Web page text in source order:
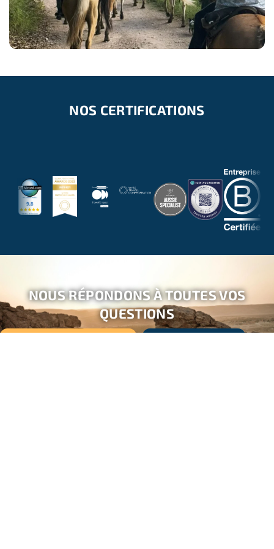
Nos partenaires de longue date accueillent régulièrement
des participants internationaux.
impact réel et des équipes locales fiables et
expérimentées. Nous ne travaillons qu’avec des
Nous mettons en avant des
projets d’apprentissage et
d’échanges, il ne s’agit pas d’aide humanitaire d’urgence
qui n’est pas de notre recours (sauvetage, personnes en
par desactions cibléesetlocales, à notre niveau.
NOS CERTIFICATIONS
NOUS RÉPONDONS À TOUTES VOS
QUESTIONS